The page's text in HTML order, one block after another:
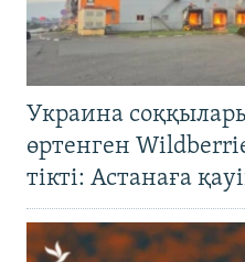
Украина
өртенген
тікті: Астанаға